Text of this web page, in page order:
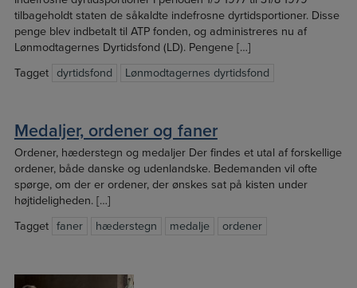
tilbageholdt staten de såkaldte indefrosne dyrtidsportioner. Disse
penge blev indbetalt til ATP fonden, og administreres nu af
Lønmodtagernes Dyrtidsfond (LD). Pengene […]
Tagget dyrtidsfond Lønmodtagernes dyrtidsfond
Medaljer, ordener og faner
Ordener, hæderstegn og medaljer Der findes et utal af forskellige
ordener, både danske og udenlandske. Bedemanden vil ofte
spørge, om der er ordener, der ønskes sat på kisten under
højtideligheden. […]
Tagget faner hæderstegn medalje ordener